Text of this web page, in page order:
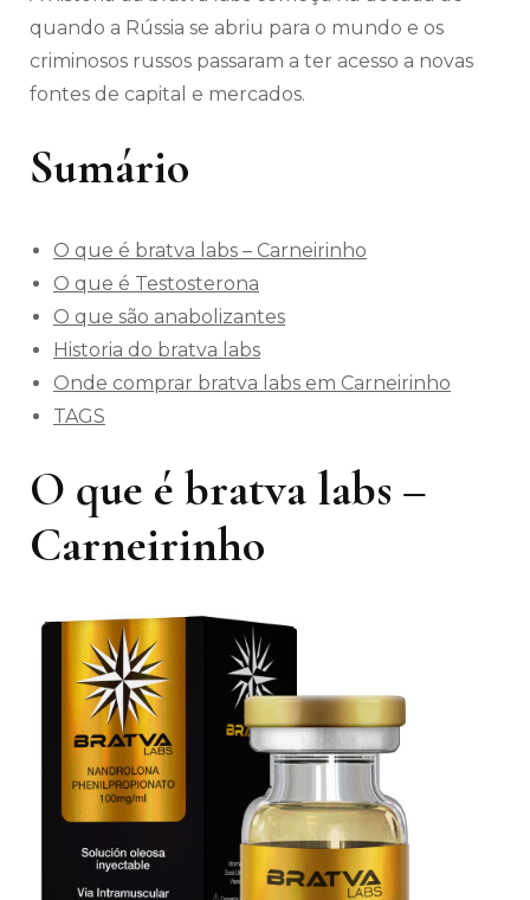
quando a Rússia se abriu para o mundo e os
criminosos russos passaram a ter acesso a novas
fontes de capital e mercados.
Sumário
O que é bratva labs – Carneirinho
O que é Testosterona
O que são anabolizantes
Historia do bratva labs
Onde comprar bratva labs em Carneirinho
TAGS
O que é bratva labs –
Carneirinho